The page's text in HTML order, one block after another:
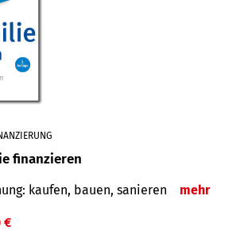
finanzieren
kaufen, bauen, sanieren mehr
€